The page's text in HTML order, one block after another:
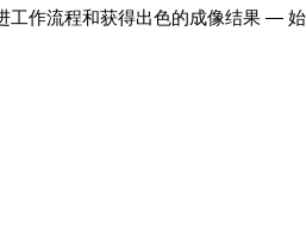
工作流程和获得出色的成像结果 —